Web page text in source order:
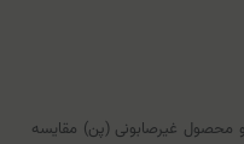
محصول غیرصابونی (پن) مقایسه